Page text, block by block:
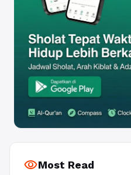
visibilityMost Read